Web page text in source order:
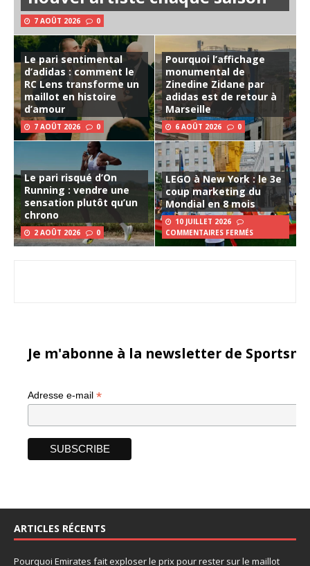
7 AOÛT 2026 0
Le pari sentimental
d’adidas : comment le
RC Lens transforme un
maillot en histoire
d’amour
7 AOÛT 2026 0
Pourquoi l’affichage
monumental de
Zinedine Zidane par
adidas est de retour à
Marseille
6 AOÛT 2026 0
Le pari risqué d’On
Running : vendre une
sensation plutôt qu’un
chrono
2 AOÛT 2026 0
LEGO à New York : le 3e
coup marketing du
Mondial en 8 mois
10 JUILLET 2026
COMMENTAIRES FERMÉS
Je m'abonne à la newsletter de
Adresse e-mail *
ARTICLES RÉCENTS
Pourquoi Emirates fait exploser le prix pour rester sur le maillot